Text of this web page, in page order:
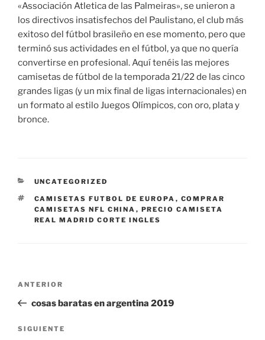
«Associación Atletica de las Palmeiras», se unieron a
los directivos insatisfechos del Paulistano, el club más
exitoso del fútbol brasileño en ese momento, pero que
terminó sus actividades en el fútbol, ya que no quería
convertirse en profesional. Aquí tenéis las mejores
camisetas de fútbol de la temporada 21/22 de las cinco
grandes ligas (y un mix final de ligas internacionales) en
un formato al estilo Juegos Olímpicos, con oro, plata y
bronce.
CATEGORÍAS
UNCATEGORIZED
ETIQUETAS
CAMISETAS FUTBOL DE EUROPA , COMPRAR
CAMISETAS NFL CHINA , PRECIO CAMISETA
REAL MADRID CORTE INGLES
entradas
Entrada
anterior:
ANTERIOR
cosas baratas en argentina 2019
Siguiente
SIGUIENTE